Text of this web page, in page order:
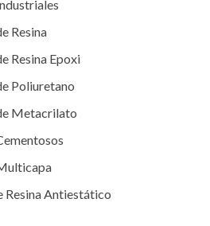
Resina
Resina Epoxi
Poliuretano
Metacrilato
Resina Antiestático